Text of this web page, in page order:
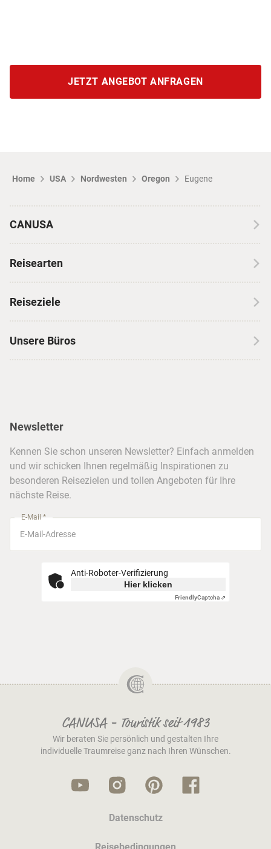
Home USA Nordwesten Oregon Eugene
JETZT ANGEBOT ANFRAGEN
CANUSA
Erfahrungen mit CANUSA
Insidertipps
FAQ
Barrierefreiheitserklärung
Reisearten
Skireisen
Hotels & Unterkünfte
Kreuzfahrten
Busreisen
Reiseziele
Unsere Büros
Frankfurt
Stuttgart
Newsletter
Kennen Sie schon unseren Newsletter? Einfach anmelden
und wir schicken Ihnen regelmäßig Inspirationen zu
besonderen Reisezielen und tollen Angeboten für Ihre
nächste Reise.
E-Mail *
Anti-Roboter-Verifizierung
Hier klicken
FriendlyCaptcha ⇗
CANUSA - Touristik seit 1983
Wir beraten Sie persönlich und gestalten Ihre
individuelle Traumreise ganz nach Ihren Wünschen.
Datenschutz
Reisebedingungen